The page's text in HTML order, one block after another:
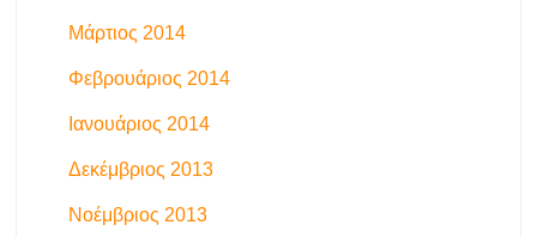
Μάρτιος 2014
Φεβρουάριος 2014
Ιανουάριος 2014
Δεκέμβριος 2013
Νοέμβριος 2013